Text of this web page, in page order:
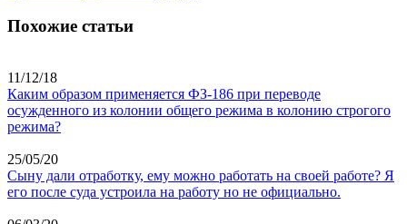
Похожие статьи
11/12/18
Каким образом применяется ФЗ-186 при переводе
осужденного из колонии общего режима в колонию строгого
режима?
25/05/20
Сыну дали отработку, ему можно работать на своей работе? Я
его после суда устроила на работу но не официально.